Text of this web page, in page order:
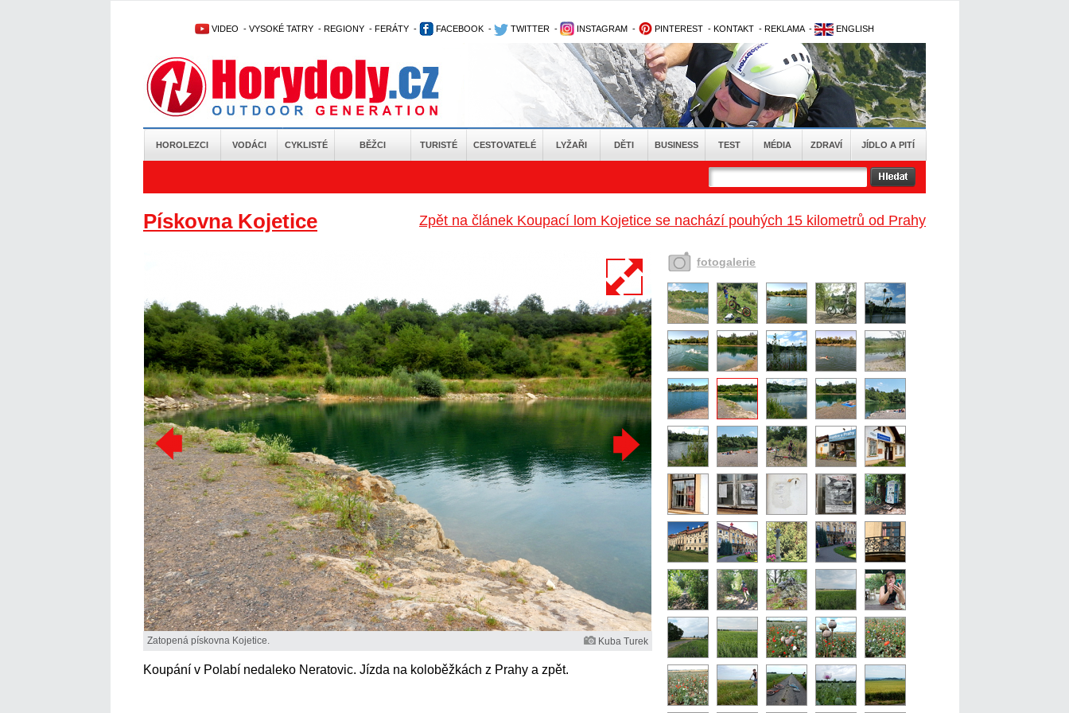
VIDEO - VYSOKÉ TATRY - REGIONY - FERÁTY - FACEBOOK - TWITTER - INSTAGRAM - PINTEREST - KONTAKT - REKLAMA - ENGLISH
HOROLEZCI VODÁCI CYKLISTÉ BĚŽCI TURISTÉ CESTOVATELÉ LYŽAŘI DĚTI BUSINESS TEST MÉDIA ZDRAVÍ JÍDLO A PITÍ
Zpět na článek Koupací lom Kojetice se nachází pouhých 15 kilometrů od Prahy
Pískovna Kojetice
Zatopená pískovna Kojetice. Kuba Turek
Koupání v Polabí nedaleko Neratovic. Jízda na koloběžkách z Prahy a zpět.
fotogalerie